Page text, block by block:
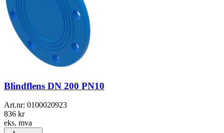
Blindflens DN 200 PN10
Art.nr: 0100020923
836 kr
eks. mva